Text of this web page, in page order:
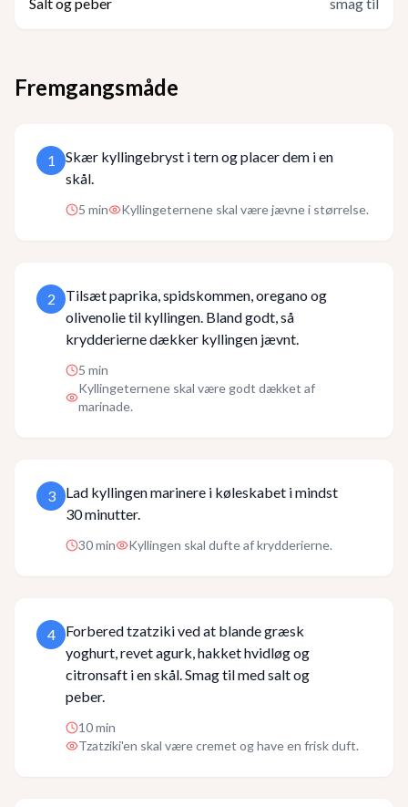
Fremgangsmåde
1
Skær kyllingebryst i tern og placer dem i en
skål.
5 min Kyllingeternene skal være jævne i størrelse.
2
Tilsæt paprika, spidskommen, oregano og
olivenolie til kyllingen. Bland godt, så
krydderierne dækker kyllingen jævnt.
5 min
Kyllingeternene skal være godt dækket af
marinade.
3
Lad kyllingen marinere i køleskabet i mindst
30 minutter.
30min Kyllingen skal dufte af krydderierne.
4
Forbered tzatziki ved at blande græsk
yoghurt, revet agurk, hakket hvidløg og
citronsaft i en skål. Smag til med salt og
peber.
10min
Tzatziki'en skal være cremet og have en frisk duft.